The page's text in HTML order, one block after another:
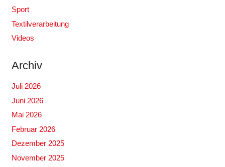
Sport
Textilverarbeitung
Videos
Archiv
Juli 2026
Juni 2026
Mai 2026
Februar 2026
Dezember 2025
November 2025